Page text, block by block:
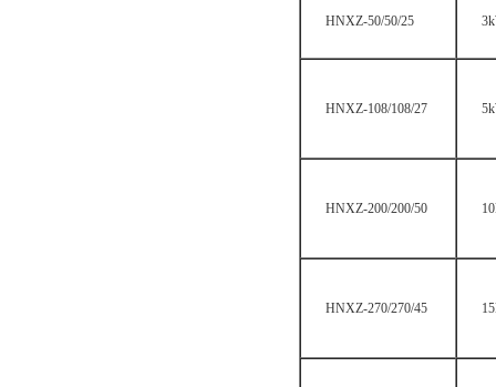
HNXZ-50/50/25
HNXZ-108/108/27
HNXZ-200/200/50
HNXZ-270/270/45